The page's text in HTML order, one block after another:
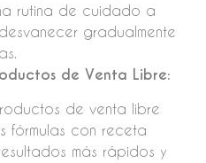
rutina de cuidado a
gradualmente
de Venta Libre:
de venta libre
fórmulas con receta
más rápidos y